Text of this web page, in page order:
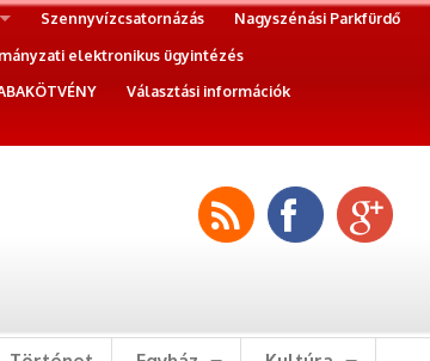
Szennyvízcsatornázás
Nagyszénási Parkfürdő
elektronikus ügyintézés
Választási információk